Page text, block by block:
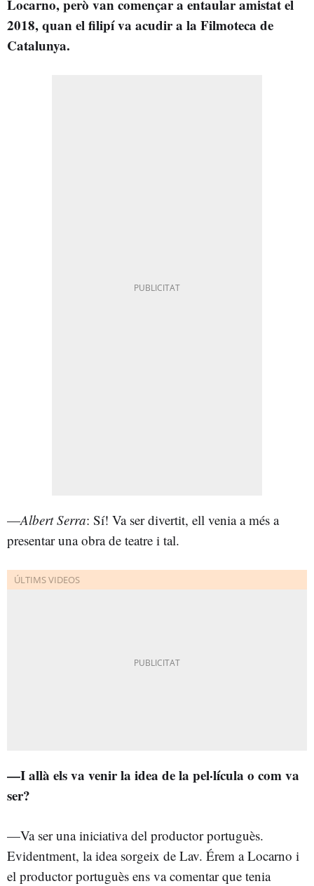
Locarno, però van començar a entaular amistat el
2018, quan el filipí va acudir a la Filmoteca de
Catalunya.
—Albert Serra: Sí! Va ser divertit, ell venia a més a
presentar una obra de teatre i tal.
—I allà els va venir la idea de la pel·lícula o com va
ser?
—Va ser una iniciativa del productor portuguès.
Evidentment, la idea sorgeix de Lav. Érem a Locarno i
el productor portuguès ens va comentar que tenia